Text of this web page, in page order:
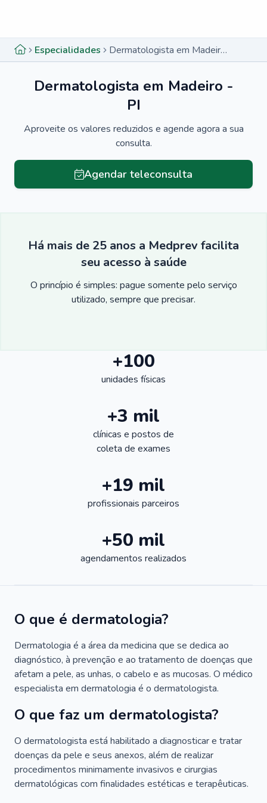
Especialidades Dermatologista em Madeiro - PI
Dermatologista em Madeiro -
PI
Aproveite os valores reduzidos e agende agora a sua
consulta.
Agendar teleconsulta
Há mais de 25 anos a Medprev facilita
seu acesso à saúde
O princípio é simples: pague somente pelo serviço
utilizado, sempre que precisar.
+100
unidades físicas
+3 mil
clínicas e postos de
coleta de exames
+19 mil
profissionais parceiros
+50 mil
agendamentos realizados
O que é dermatologia?
Dermatologia é a área da medicina que se dedica ao
diagnóstico, à prevenção e ao tratamento de doenças que
afetam a pele, as unhas, o cabelo e as mucosas. O médico
especialista em dermatologia é o dermatologista.
O que faz um dermatologista?
O dermatologista está habilitado a diagnosticar e tratar
doenças da pele e seus anexos, além de realizar
procedimentos minimamente invasivos e cirurgias
dermatológicas com finalidades estéticas e terapêuticas.